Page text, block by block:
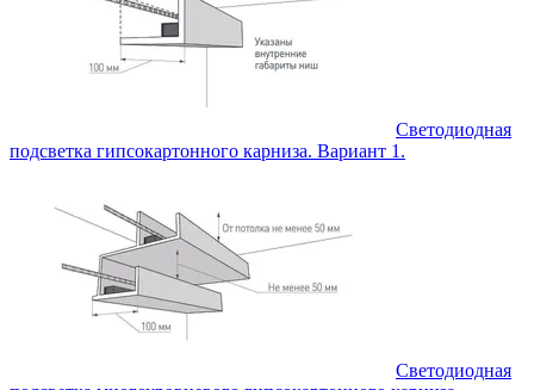
Светодиодная
подсветка гипсокартонного карниза. Вариант 1.
Светодиодная